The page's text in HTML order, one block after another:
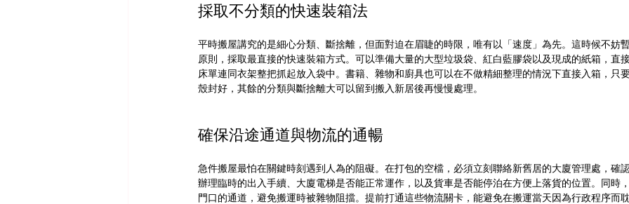
採取不分類的快速裝箱法
平時搬屋講究的是細心分類、斷捨離，但面對迫在眉睫的時限，唯有以「速度」為先。這時候不妨
原則，採取最直接的快速裝箱方式。可以準備大量的大型垃圾袋、紅白藍膠袋以及現成的紙箱，直
床單連同衣架整把抓起放入袋中。書籍、雜物和廚具也可以在不做精細整理的情況下直接入箱，只
殼封好，其餘的分類與斷捨離大可以留到搬入新居後再慢慢處理。
確保沿途通道與物流的通暢
急件搬屋最怕在關鍵時刻遇到人為的阻礙。在打包的空檔，必須立刻聯絡新舊居的大廈管理處，確
辦理臨時的出入手續、大廈電梯是否能正常運作，以及貨車是否能停泊在方便上落貨的位置。同時
門口的通道，避免搬運時被雜物阻擋。提前打通這些物流關卡，能避免在搬運當天因為行政程序而